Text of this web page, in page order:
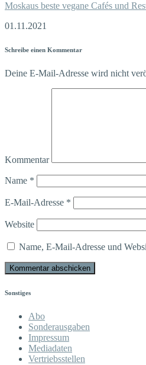
Moskaus beste vegane Cafés und
01.11.2021
Schreibe einen Kommentar
Deine E-Mail-Adresse wird nicht
Kommentar
Name *
E-Mail-Adresse *
Website
Name, E-Mail-Adresse und
Sonstiges
Abo
Sonderausgaben
Impressum
Mediadaten
Vertriebsstellen